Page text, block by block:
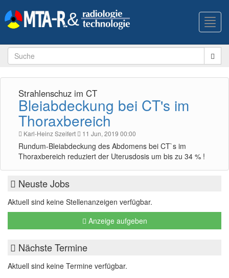
Strahlenschuz im CT
Bleiabdeckung bei CT's im
Thoraxbereich
Karl-Heinz Szeifert 11 Jun, 2019 00:00
Rundum-Bleiabdeckung des Abdomens bei CT`s im
Thoraxbereich reduziert der Uterusdosis um bis zu 34 % !
Neuste Jobs
Aktuell sind keine Stellenanzeigen verfügbar.
Anzeige aufgeben
Nächste Termine
Aktuell sind keine Termine verfügbar.